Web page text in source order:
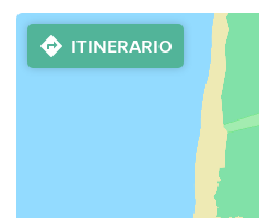
ITINERARIO